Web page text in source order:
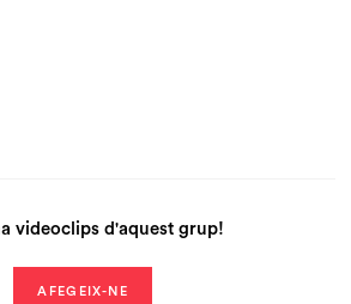
videoclips d'aquest grup!
AFEGEIX-NE